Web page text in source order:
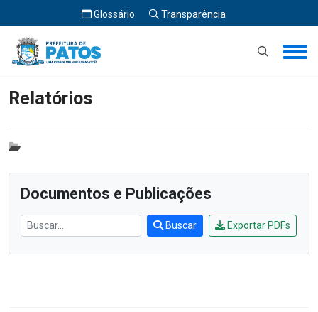
Glossário Transparência
Início Relatórios
Relatórios
Documentos e Publicações
Buscar Exportar PDFs